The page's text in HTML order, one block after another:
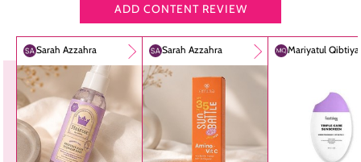
ADD CONTENT REVIEW
Sarah Azzahra Sarah Azzahra Mariyatul